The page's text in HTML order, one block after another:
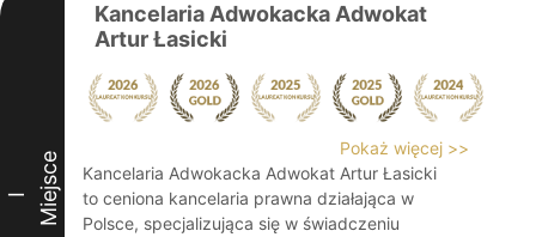
I Miejsce
Kancelaria Adwokacka Adwokat
Artur Łasicki
Pokaż więcej >>
Kancelaria Adwokacka Adwokat Artur Łasicki
to ceniona kancelaria prawna działająca w
Polsce, specjalizująca się w świadczeniu